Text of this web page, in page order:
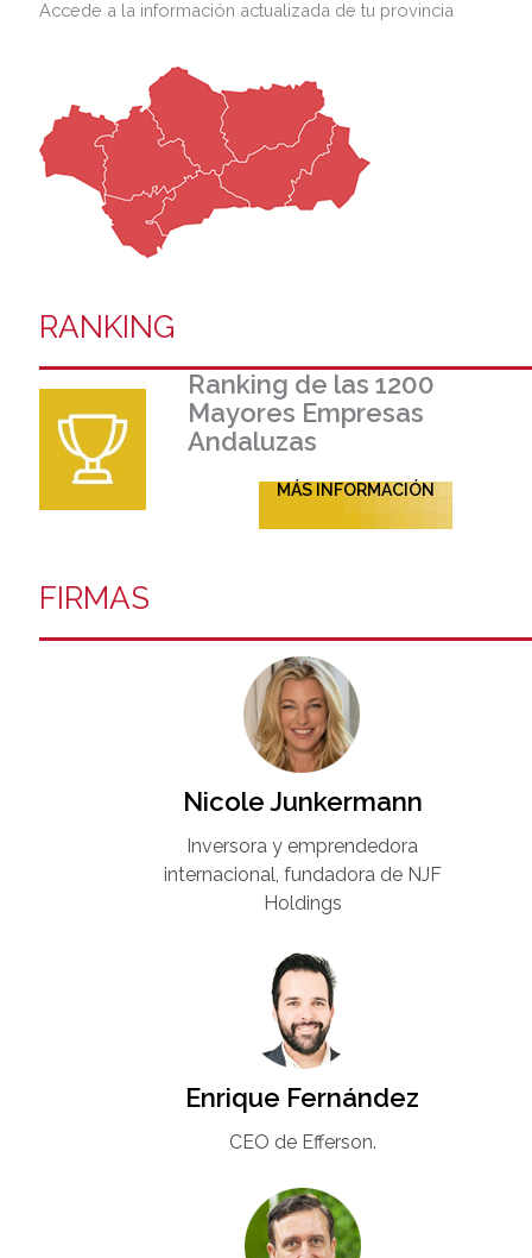
Accede a la información actualizada de tu provincia
RANKING
Ranking de las 1200
Mayores Empresas
Andaluzas
MÁS INFORMACIÓN
FIRMAS
Nicole Junkermann​
Inversora y emprendedora
internacional, fundadora de NJF
Holdings
Enrique Fernández
CEO de Efferson.